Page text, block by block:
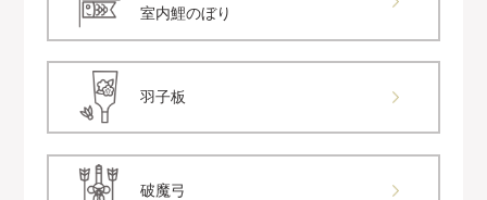
室内鯉のぼり
羽子板
破魔弓